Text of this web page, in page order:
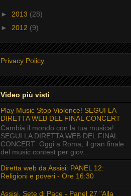
► 2013 (28)
► 2012 (9)
Privacy Policy
Video più visti
Play Music Stop Violence! SEGUI LA
DIRETTA WEB DEL FINAL CONCERT
Cambia il mondo con la tua musica!
SEGUI LA DIRETTA WEB DEL FINAL
CONCERT Oggi a Roma, il gran finale
del music contest per giov...
Diretta web da Assisi: PANEL 12:
Religioni e poveri - Ore 16:30
Assisi, Sete di Pace - Panel 27 "Alla